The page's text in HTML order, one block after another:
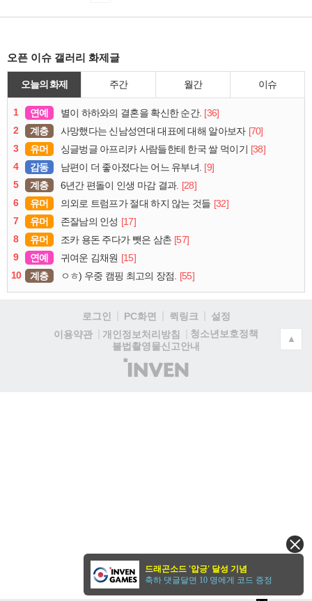
오픈 이슈 갤러리 화제글
오늘의 화제 주간 월간 이슈
1 연예 별이 하하와의 결혼을 확신한 순간. [36]
2
계층 사망했다는 신남성연대 대표에 대해 알아보자 [70]
3
유머 싱글벙글 아프리카 사람들한테 한국 쌀 먹이기 [38]
4
감동 남편이 더 좋아졌다는 어느 유부녀. [9]
5
계층 6년간 편돌이 인생 마감 결과. [28]
6
유머 의외로 트럼프가 절대 하지 않는 것들 [32]
7
유머 존잘남의 인성 [17]
8
유머 조카 용돈 주다가 뺏은 삼촌 [57]
9
연예 귀여운 김채원 [15]
10
계층 ㅇㅎ) 우중 캠핑 최고의 장점. [55]
로그인 PC화면 퀵링크
설정
이용약관
개인정보처리방침
청소년보호정책
불법촬영물신고안내
(주)
인
▲
드래곤소드 '압긍' 달성 기념
축하 댓글달면 10 명에게 코드 증정